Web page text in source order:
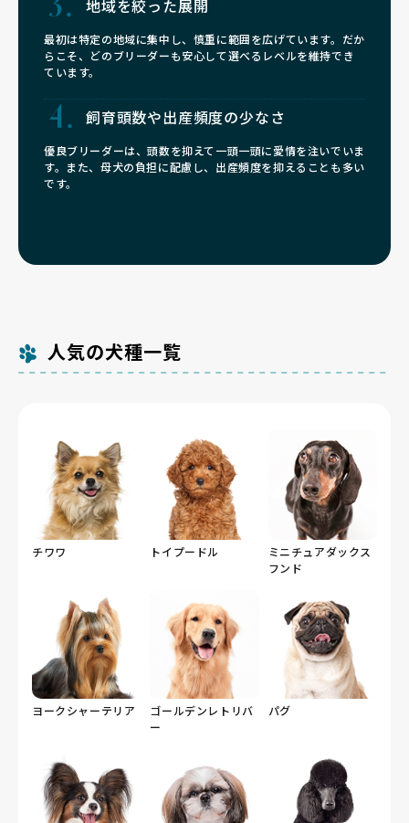
地域を絞った展開
最初は特定の地域に集中し、慎重に範囲を広げています。だか
らこそ、どのブリーダーも安心して選べるレベルを維持でき
ています。
飼育頭数や出産頻度の少なさ
優良ブリーダーは、頭数を抑えて一頭一頭に愛情を注いでいま
す。また、母犬の負担に配慮し、出産頻度を抑えることも多い
です。
人気の犬種一覧
チワワ トイプードル
ミニチュアダックス
フンド
ヨークシャーテリア
ゴールデンレトリバ
ー
パグ